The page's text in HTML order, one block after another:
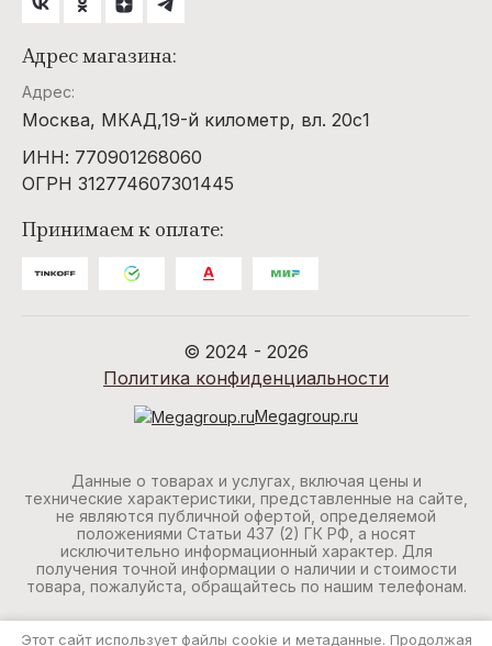
Адрес магазина:
Адрес:
Москва, МКАД,19-й километр, вл. 20с1
ИНН: 770901268060
ОГРН 312774607301445
Принимаем к оплате:
© 2024 - 2026
Политика конфиденциальности
Megagroup.ru
Данные о товарах и услугах, включая цены и
технические характеристики, представленные на сайте,
не являются публичной офертой, определяемой
положениями Статьи 437 (2) ГК РФ, а носят
исключительно информационный характер. Для
получения точной информации о наличии и стоимости
товара, пожалуйста, обращайтесь по нашим телефонам.
Этот сайт использует файлы cookie и метаданные. Продолжая